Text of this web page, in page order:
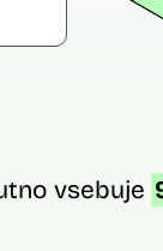
vsebuje